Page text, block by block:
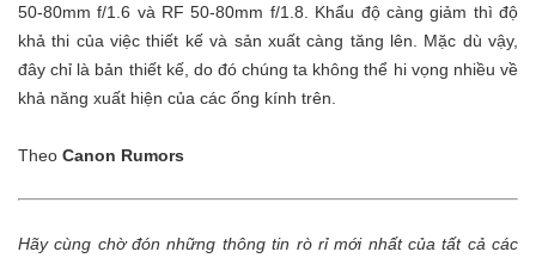
50-80mm f/1.6 và RF 50-80mm f/1.8. Khẩu độ càng giảm thì độ
khả thi của việc thiết kế và sản xuất càng tăng lên. Mặc dù vậy,
đây chỉ là bản thiết kế, do đó chúng ta không thể hi vọng nhiều về
khả năng xuất hiện của các ống kính trên.
Theo Canon Rumors
Hãy cùng chờ đón những thông tin rò rỉ mới nhất của tất cả các